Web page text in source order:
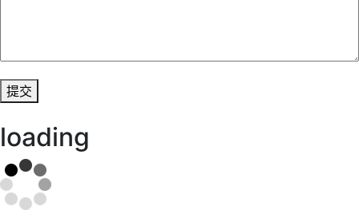
提交
loading